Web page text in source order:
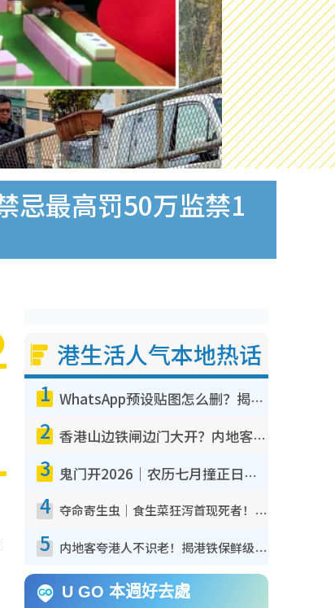
忌最高罚50万监禁1
港生活人气本地热话
1 WhatsApp预设贴图怎么删？揭秘1招“反向操作”还原简洁界面 附3步实测教程
2 香港山边铁闸边门大开？内地客困惑意义何在！网友神回复：这种叫法理性防御
3 鬼门开2026｜农历七月撞正日全食特别邪？专家警告切忌做一事！揭4大禁忌+2招保平安
4 夺命寄生虫｜食生菜狂泻首现死者！疫潮恶化录1.8万宗病例 揭洗菜3大谬误
5 内地客夸港人不识老！揭港铁保鲜级冷气 港人求放过：别投诉
U GO 本週好去處